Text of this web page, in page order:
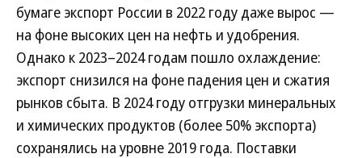
бумаге экспорт России в 2022 году даже вырос —
на фоне высоких цен на нефть и удобрения.
Однако к 2023–2024 годам пошло охлаждение:
экспорт снизился на фоне падения цен и сжатия
рынков сбыта. В 2024 году отгрузки минеральных
и химических продуктов (более 50% экспорта)
сохранялись на уровне 2019 года. Поставки